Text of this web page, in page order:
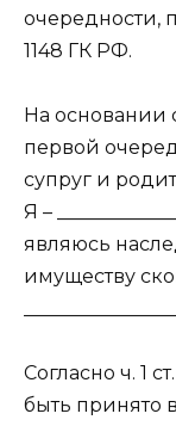
очередности,
1148 ГК РФ.
На основании
первой
супруг и
Я –
являюсь
имуществу
Согласно ч. 1
быть принято